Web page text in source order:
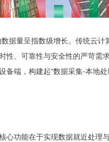
据量呈指数级增长。传统云
、可靠性与安全性的严苛需
端，构建起“数据采集-本地
功能在于实现数据就近处理